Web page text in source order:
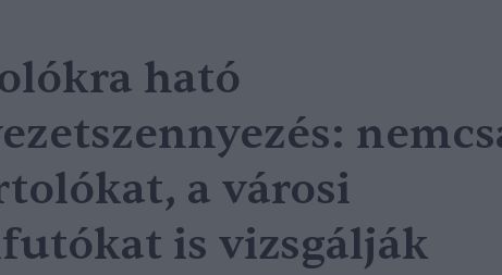
ható
a városi
is vizsgálják